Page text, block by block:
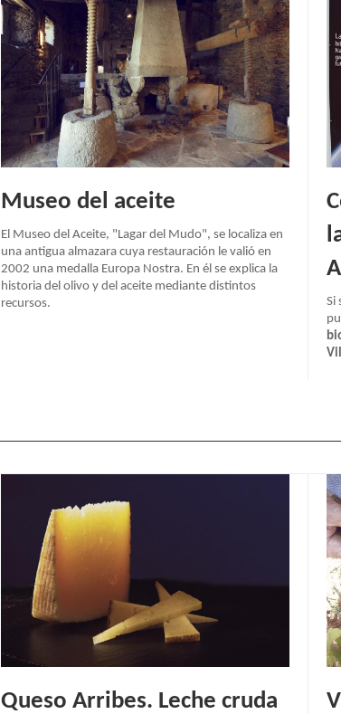
Museo del aceite
El Museo del Aceite, "Lagar del Mudo", se localiza en
una antigua almazara cuya restauración le valió en
2002 una medalla Europa Nostra. En él se explica la
historia del olivo y del aceite mediante distintos
recursos.
Si
Queso Arribes. Leche cruda